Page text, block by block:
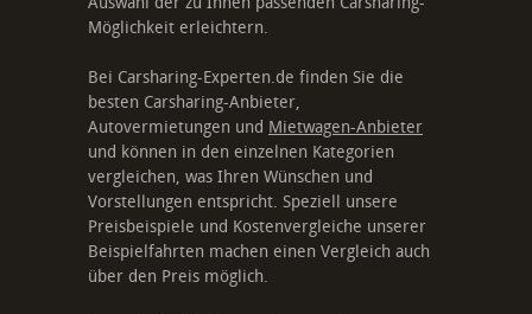
Möglichkeit erleichtern.
Bei Carsharing-Experten.de finden Sie die
besten Carsharing-Anbieter,
Autovermietungen und Mietwagen-Anbieter
und können in den einzelnen Kategorien
vergleichen, was Ihren Wünschen und
Vorstellungen entspricht. Speziell unsere
Preisbeispiele und Kostenvergleiche unserer
Beispielfahrten machen einen Vergleich auch
über den Preis möglich.